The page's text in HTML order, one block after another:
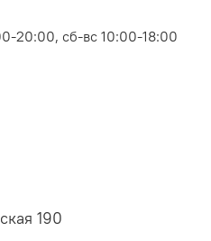
20:00, сб-вс 10:00-18:00
190